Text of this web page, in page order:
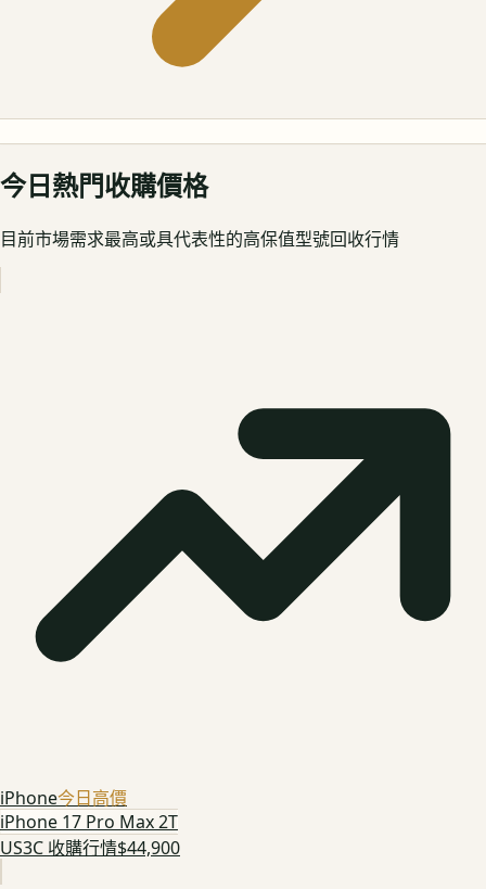
今日熱門收購價格
目前市場需求最高或具代表性的高保值型號回收行情
iPhone今日高價
iPhone 17 Pro Max 2T
US3C 收購行情$44,900